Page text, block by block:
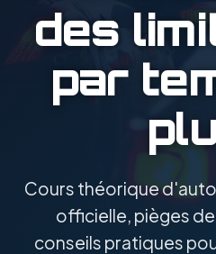
des
par
Cours théorique
officielle, pièges
conseils pratiques